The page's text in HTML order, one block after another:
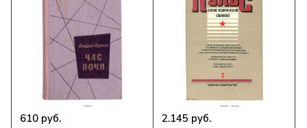
610 руб.
2.145 руб.